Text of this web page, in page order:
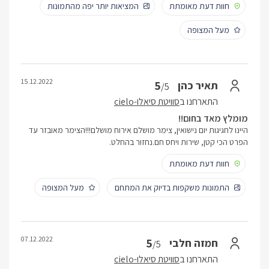
חוות דעת מאומתת
המציאות יותר יפה מהתמונות
מעל המצופה
תאיר כהן 5/5
התארחנו בסוויטת סיאלו-cielo
15.12.2022
מומלץ מאד בחום!!
היינו לחגיגות יום נישואין, צימר מושלם אירוח מושלם!!!הצימר מאובזר עד
הפרט הכי קטן, שירות ויחס חם.נחזור בהחלט.
חוות דעת מאומתת
התמונות משקפות בדיוק את המתחם מעל המצופה
חמזה חלבי 5/5
התארחנו בסוויטת סיאלו-cielo
07.12.2022